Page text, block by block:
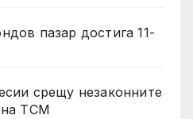
пазар достига 11-
срещу незаконните
TCM